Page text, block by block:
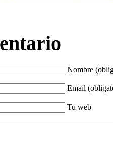
Nombre
Email
Tu web